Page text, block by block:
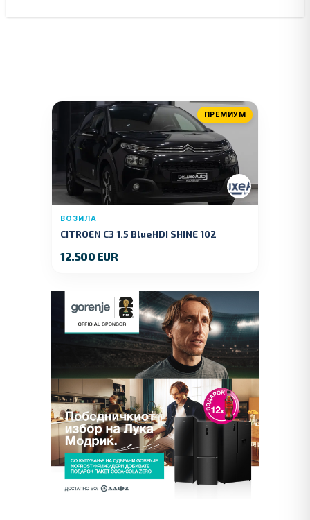
ПРЕМИУМ
ВОЗИЛА
CITROEN C3 1.5 BlueHDI SHINE 102
12.500 EUR